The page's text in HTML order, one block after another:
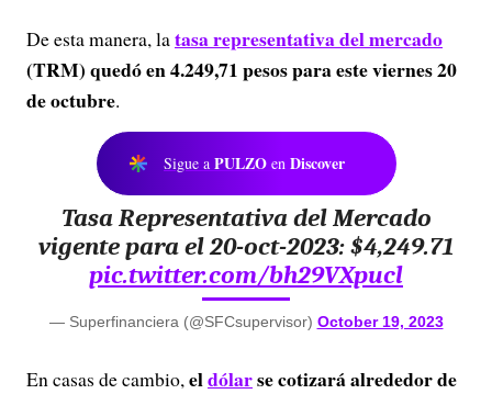
De esta manera, latasa representativa del mercado
(TRM) quedó en 4.249,71 pesos para este viernes 20
de octubre.
Sigue a PULZO en Discover
Tasa Representativa del Mercado
vigente para el 20-oct-2023: $4,249.71
pic.twitter.com/bh29VXpucl
— Superfinanciera (@SFCsupervisor) October 19, 2023
En casas de cambio,eldólarse cotizará alrededor de